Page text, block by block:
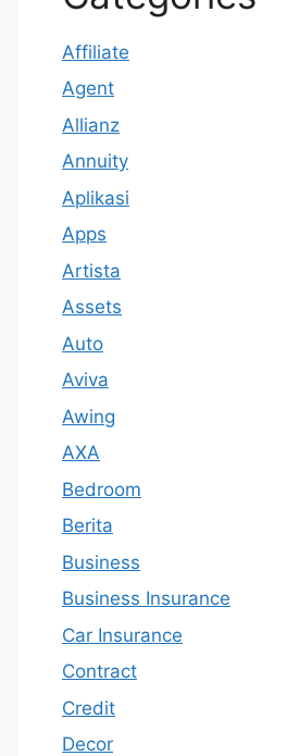
Affiliate
Agent
Allianz
Annuity
Aplikasi
Apps
Artista
Assets
Auto
Aviva
Awing
AXA
Bedroom
Berita
Business
Business Insurance
Car Insurance
Contract
Credit
Decor